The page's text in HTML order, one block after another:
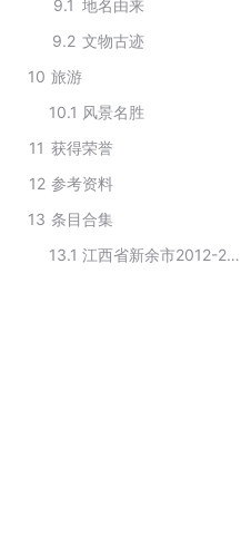
9.1 地名由来
9.2 文物古迹
10 旅游
10.1 风景名胜
11 获得荣誉
12 参考资料
13 条目合集
13.1
江西省新余市2012-2013年国家级生态乡镇名单